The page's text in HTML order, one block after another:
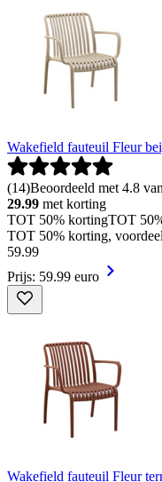
Wakefield fauteuil Fleur
(14)Beoordeeld met 4.8
29.99 met korting
TOT 50% kortingTOT
TOT 50% korting,
59.99
Prijs: 59.99 euro
Wakefield fauteuil Fleur